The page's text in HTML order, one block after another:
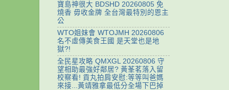
寶島神很大 BDSHD 20260805 免
燒香 毋收金牌 全台灣最特別的恩主
公
WTO姐妹會 WTOJMH 20260806
名不虛傳美食王國 是天堂也是地
獄?!
全民星攻略 QMXGL 20260806 守
望相助最強好鄰居? 黃莑茗落入留
校察看! 貢丸拍肩安慰:等等叫爸媽
來接...黃靖雅拿最低分全場下巴掉